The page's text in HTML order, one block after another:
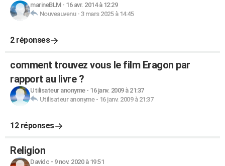
marineBLM- 16 avr. 2014 à 12:29
Nouveauvenu- 3 mars 2025 à 14:45
2 réponses
comment trouvez vous le film Eragon par
rapport au livre ?
Utilisateur anonyme- 16 janv. 2009 à 21:37
Utilisateur anonyme- 16 janv. 2009 à 21:37
12 réponses
Religion
Davidc - 9 nov. 2020 à 19:51